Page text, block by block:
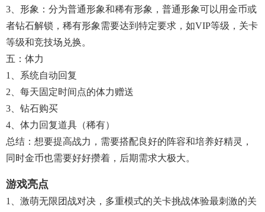
3、形象：分为普通形象和稀有形象，普通形象可以用金币或
者钻石解锁，稀有形象需要达到特定要求，如VIP等级，关卡
等级和竞技场兑换。
五：体力
1、系统自动回复
2、每天固定时间点的体力赠送
3、钻石购买
4、体力回复道具（稀有）
总结：想要提高战力，需要搭配良好的阵容和培养好精灵，
同时金币也需要好好攒着，后期需求大极大。
游戏亮点
1、激萌无限团战对决，多重模式的关卡挑战体验最刺激的关